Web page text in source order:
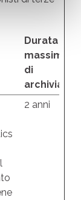
Durata
massima
di
2 anni